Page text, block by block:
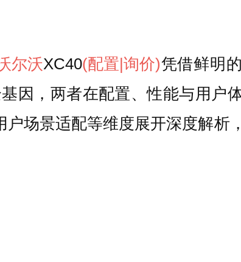
尔沃XC40(配置 |询价)凭借鲜明
因，两者在配置、性能与用户
场景适配等维度展开深度解析